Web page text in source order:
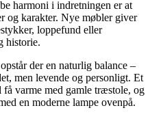
harmoni i indretningen er at
og karakter. Nye møbler giver
loppefund eller
historie.
der en naturlig balance –
men levende og personligt. Et
få varme med gamle træstole, og
en moderne lampe ovenpå.